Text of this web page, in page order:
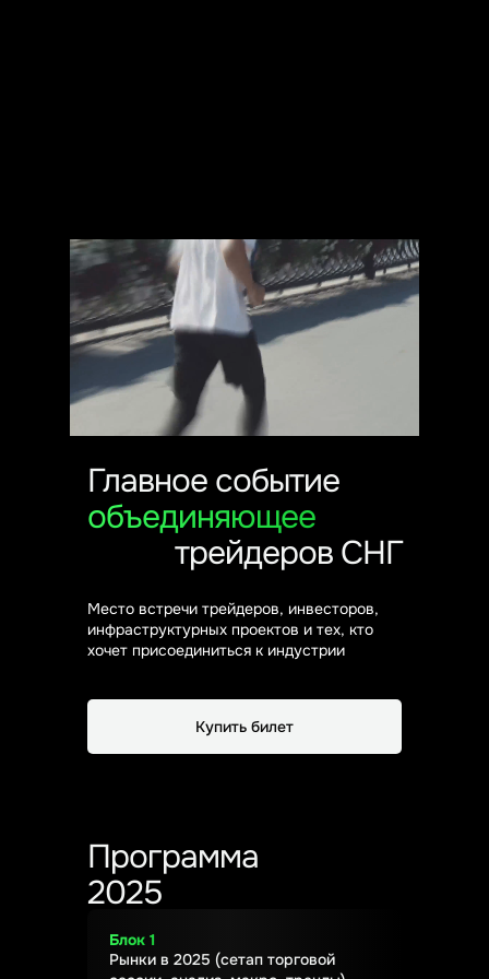
Главное событие
объединяющее
трейдеров СНГ
Купить билет
Место встречи трейдеров, инвесторов,
инфраструктурных проектов и тех, кто
хочет присоединиться к индустрии
Программа
2025
Блок 1
Рынки в 2025 (сетап торговой